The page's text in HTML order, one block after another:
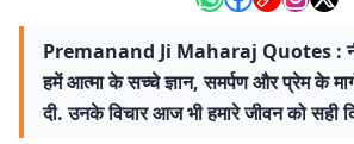
Premanand Ji Maharaj Quotes :
हमें आत्मा के सच्चे ज्ञान, समर्पण और प्रेम के
दी. उनके विचार आज भी हमारे जीवन को सही